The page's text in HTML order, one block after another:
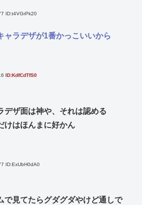
ID:t4VGrPk20
ャラデザが1番かっこいいから
ID:KdfCdTfS0
デザ面は神や、それは認める
けはほんまに好かん
ID:ExUbH0dA0
で見てたらグダグダやけど通しで